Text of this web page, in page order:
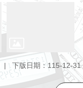
下版日期：115-12-31